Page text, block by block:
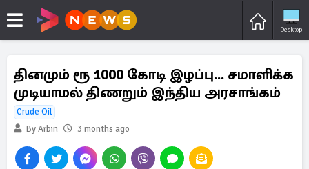
Desktop
தினமும் ரூ 1000 கோடி இழப்பு... சமாளிக்க
முடியாமல் திணறும் இந்திய அரசாங்கம்
Crude Oil
By Arbin
3 months ago